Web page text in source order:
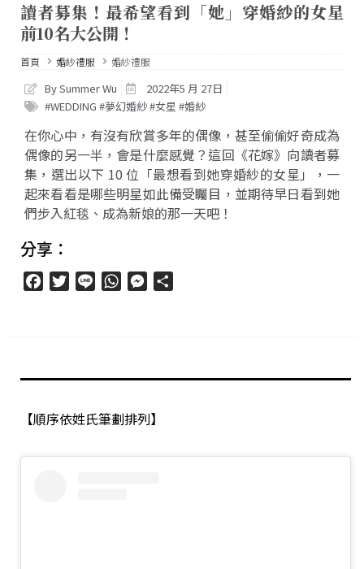
讀者募集！最希望看到「她」穿婚紗的女星
前10名大公開！
首頁 婚紗禮服 婚紗禮服
By Summer Wu
2022年5 月 27日
#WEDDING #夢幻婚紗 #女星 #婚紗
在你心中，有沒有欣賞多年的偶像，甚至偷偷好奇成為
偶像的另一半，會是什麼感覺？這回《花嫁》向讀者募
集，選出以下 10 位「最想看到她穿婚紗的女星」，一
起來看看是哪些明星如此備受矚目，並期待早日看到她
們步入紅毯、成為新娘的那一天吧！
分享：
FacebookTwitter
Line WhatsAppMessenger
【順序依姓氏筆劃排列】